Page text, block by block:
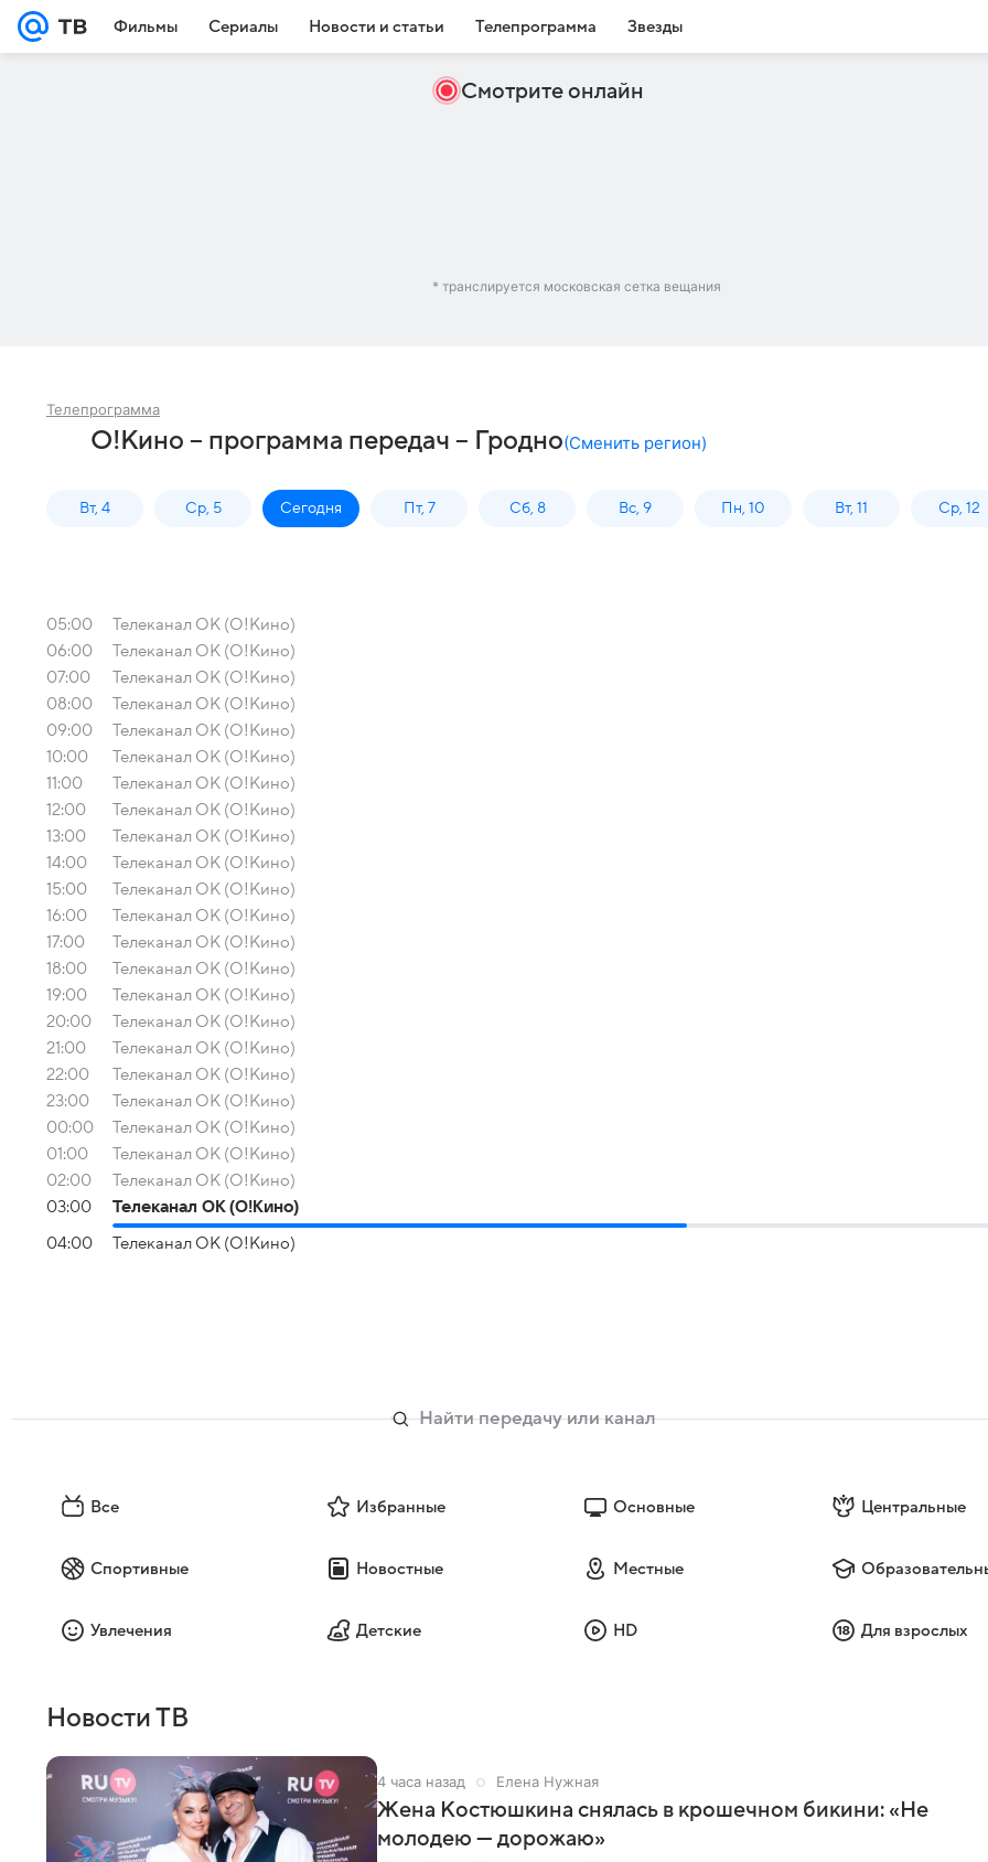
Фильмы Сериалы Новости и статьи Телепрограмма Звезды
Смотрите онлайн
* транслируется московская сетка вещания
Телепрограмма
О!Кино – программа передач – Гродно(Сменить регион)
Вт, 4 Ср, 5 Сегодня Пт, 7 Сб, 8 Вс, 9 Пн, 10 Вт, 11 Ср, 12
05:00
Телеканал ОК (О!Кино)
06:00
Телеканал ОК (О!Кино)
07:00
Телеканал ОК (О!Кино)
08:00
Телеканал ОК (О!Кино)
09:00
Телеканал ОК (О!Кино)
10:00
Телеканал ОК (О!Кино)
11:00
Телеканал ОК (О!Кино)
12:00
Телеканал ОК (О!Кино)
13:00
Телеканал ОК (О!Кино)
14:00
Телеканал ОК (О!Кино)
15:00
Телеканал ОК (О!Кино)
16:00
Телеканал ОК (О!Кино)
17:00
Телеканал ОК (О!Кино)
18:00
Телеканал ОК (О!Кино)
19:00
Телеканал ОК (О!Кино)
20:00
Телеканал ОК (О!Кино)
21:00
Телеканал ОК (О!Кино)
22:00
Телеканал ОК (О!Кино)
23:00
Телеканал ОК (О!Кино)
00:00
Телеканал ОК (О!Кино)
01:00
Телеканал ОК (О!Кино)
02:00
Телеканал ОК (О!Кино)
03:00
Телеканал ОК (О!Кино)
04:00 Телеканал ОК (О!Кино)
Все Избранные Основные Центральные
Спортивные Новостные Местные
Увлечения Детские HD Для взрослых
Новости ТВ
4 часа назад Елена Нужная
Жена Костюшкина снялась в крошечном бикини: «Не
молодею — дорожаю»